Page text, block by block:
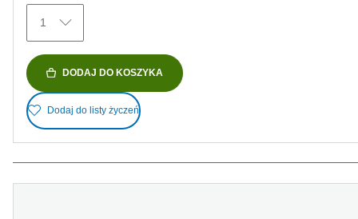
Recenzji
1
DODAJ DO KOSZYKA
Dodaj do listy życzeń